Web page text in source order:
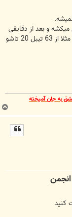
و بعد از دقایقی
پیغام میده ایمپورت ناقص شده یا یه همچین چیزی، و مثلا از 63 تیبل 20 تاشو
به جان آمیخته
ب
ا
کنید